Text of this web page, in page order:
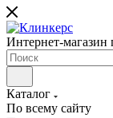
Интернет-магазин
Каталог
По всему сайту